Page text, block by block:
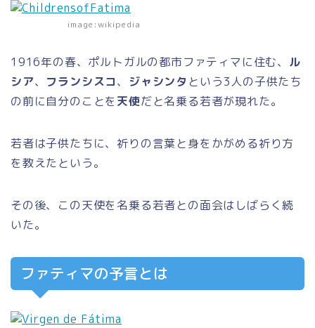
image:wikipedia
1916年の春、ポルトガルの都市ファティマに住む、 ル
シア、 フランシスコ、 ジャシンタ という3人の子供たち
の前に自分のことを 天使だと名乗る若者が現れた。
若者は子供たちに、祈りの言葉と身をかがめる祈り方
を教えたという。
その後、この天使を名乗る若者との面会はしばらく続
いた。
ファティマの予言とは